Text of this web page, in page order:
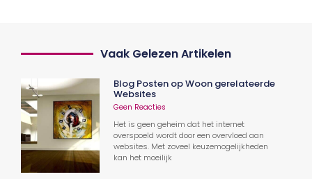
Vaak Gelezen Artikelen
Blog Posten op Woon gerelateerde
Websites
Geen Reacties
Het is geen geheim dat het internet
overspoeld wordt door een overvloed aan
websites. Met zoveel keuzemogelijkheden
kan het moeilijk